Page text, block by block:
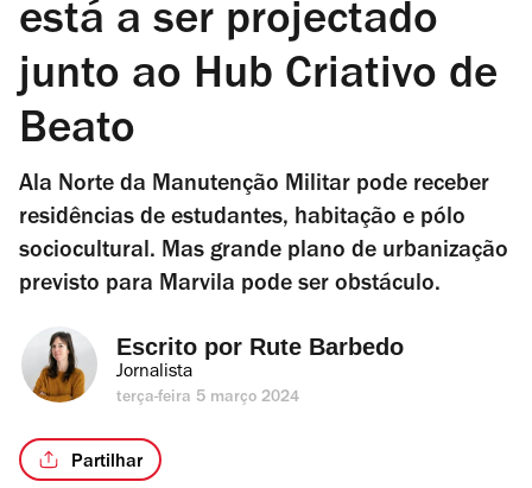
está a ser projectado
junto ao Hub Criativo de
Beato
Ala Norte da Manutenção Militar pode receber
residências de estudantes, habitação e pólo
sociocultural. Mas grande plano de urbanização
previsto para Marvila pode ser obstáculo.
Escrito por Rute Barbedo
Jornalista
terça-feira 5 março 2024
Partilhar